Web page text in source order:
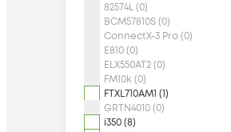
82574L (0)
BCM57810S (0)
ConnectX-3 Pro (0)
E810 (0)
ELX550AT2 (0)
FM10k (0)
FTXL710AM1 (1)
GRTN4010 (0)
i350 (8)